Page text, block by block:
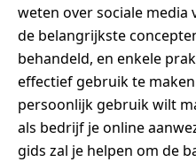
weten over sociale media
de belangrijkste
behandeld, en enkele
effectief gebruik te
persoonlijk gebruik wilt
als bedrijf je online
gids zal je helpen om de